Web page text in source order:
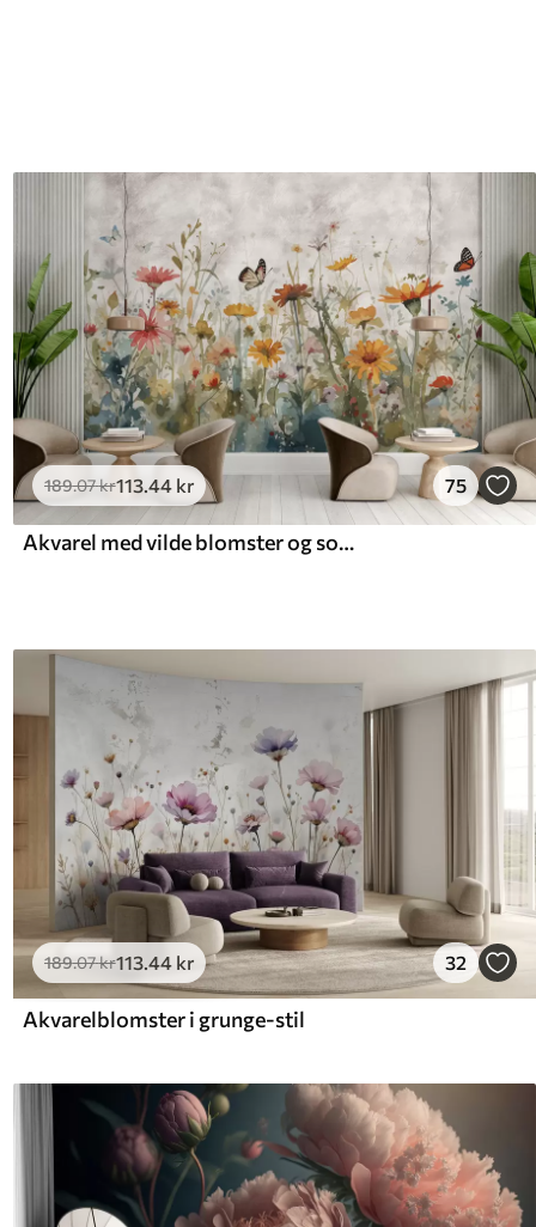
189.07kr113.44 kr 75
Akvarel med vilde blomster og sommerfugle
189.07kr113.44 kr 32
Akvarelblomster i grunge-stil